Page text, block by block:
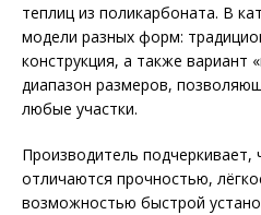
теплиц из поликарбоната. В
модели разных форм:
конструкция, а также вариант
диапазон размеров,
любые участки.
Производитель подчеркивает,
отличаются прочностью,
возможностью быстрой